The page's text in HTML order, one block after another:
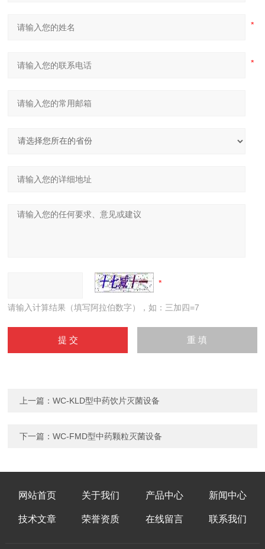
请输入计算结果（填写阿拉伯数字），如：三加四=7
上一篇：WC-KLD型中药饮片灭菌设备
下一篇：WC-FMD型中药颗粒灭菌设备
网站首页 关于我们 产品中心 新闻中心
技术文章 荣誉资质 在线留言 联系我们